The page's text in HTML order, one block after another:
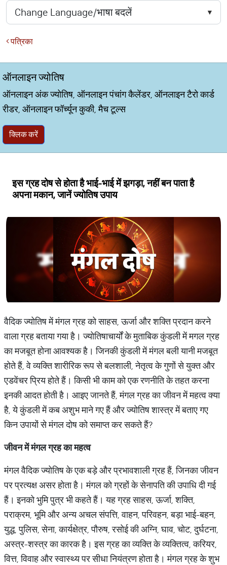
पत्रिका
ऑनलाइन ज्योतिष
ऑनलाइन अंक ज्योतिष, ऑनलाइन पंचांग कैलेंडर, ऑनलाइन टैरो कार्ड
रीडर, ऑनलाइन फॉर्च्यून कुकी, मैच टूल्स
क्लिक करें
इस ग्रह दोष से होता है भाई-भाई में झगड़ा, नहीं बन पाता है
अपना मकान, जानें ज्योतिष उपाय
वैदिक ज्योतिष में मंगल ग्रह को साहस, ऊर्जा और शक्ति प्रदान करने
वाला ग्रह बताया गया है। ज्योतिषाचार्यों के मुताबिक कुंडली में मगल ग्रह
का मजबूत होना आवश्यक है। जिनकी कुंडली में मंगल बली यानी मजबूत
होते हैं, वे व्यक्ति शारीरिक रूप से बलशाली, नेतृत्व के गुणों से युक्त और
एडवेंचर प्रिय होते हैं। किसी भी काम को एक रणनीति के तहत करना
इनकी आदत होती है। आइए जानते हैं, मंगल ग्रह का जीवन में महत्व क्या
है, ये कुंडली में कब अशुभ माने गए हैं और ज्योतिष शास्त्र में बताए गए
किन उपायों से मंगल दोष को समाप्त कर सकते हैं?
जीवनमेंमंगलग्रहकामहत्व
मंगल वैदिक ज्योतिष के एक बड़े और प्रभावशाली ग्रह हैं, जिनका जीवन
पर प्रत्यक्ष असर होता है। मंगल को ग्रहों के सेनापति की उपाधि दी गई
हैं। इनको भुमि पुत्र भी कहते हैं। यह ग्रह साहस, ऊर्जा, शक्ति,
पराक्रम, भूमि और अन्य अचल संपत्ति, वाहन, परिवहन, बड़ा भाई-बहन,
युद्ध, पुलिस, सेना, कार्यक्षेत्र, पौरुष, रसोई की अग्नि, घाव, चोट, दुर्घटना,
अस्त्र-शस्त्र का कारक है। इस ग्रह का व्यक्ति के व्यक्तित्व, करियर,
वित्त, विवाह और स्वास्थ्य पर सीधा नियंत्रण होता है। मंगल ग्रह के शुभ